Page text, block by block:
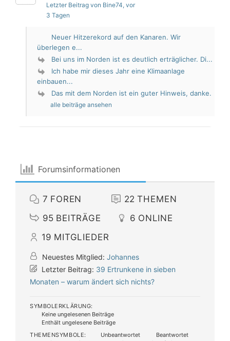
Letzter Beitrag von Bine74, vor
3 Tagen
Neuer Hitzerekord auf den Kanaren. Wir
überlegen e...
Bei uns im Norden ist es deutlich erträglicher. Di...
Ich habe mir dieses Jahr eine Klimaanlage
einbauen...
Das mit dem Norden ist ein guter Hinweis, danke.
alle beiträge ansehen
Forumsinformationen
7 FOREN 22 THEMEN
95 BEITRÄGE 6 ONLINE
19 MITGLIEDER
Neuestes Mitglied: Johannes
Letzter Beitrag: 39 Ertrunkene in sieben
Monaten – warum ändert sich nichts?
SYMBOLERKLÄRUNG:
Keine ungelesenen Beiträge
Enthält ungelesene Beiträge
THEMENSYMBOLE:
Unbeantwortet
Beantwortet